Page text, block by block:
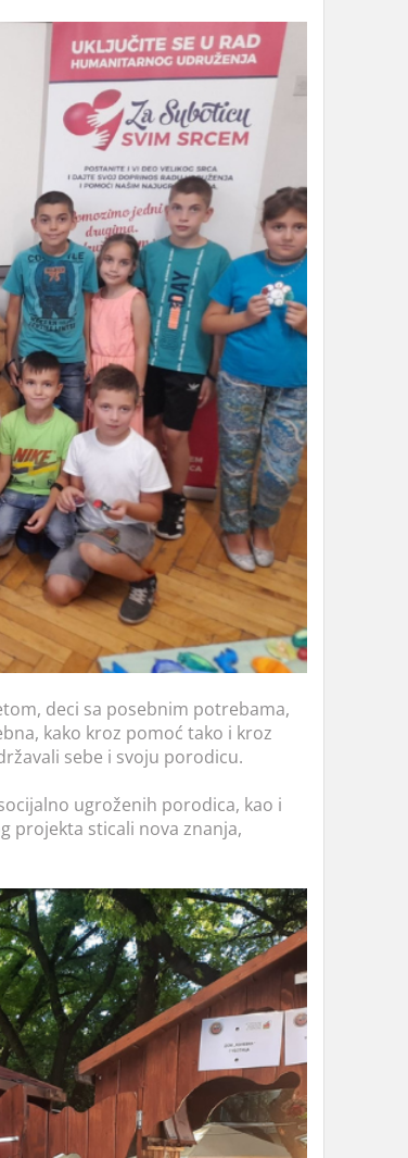
deci sa posebnim potrebama,
kako kroz pomoć tako i kroz
sebe i svoju porodicu.
ugroženih porodica, kao i
projekta sticali nova znanja,